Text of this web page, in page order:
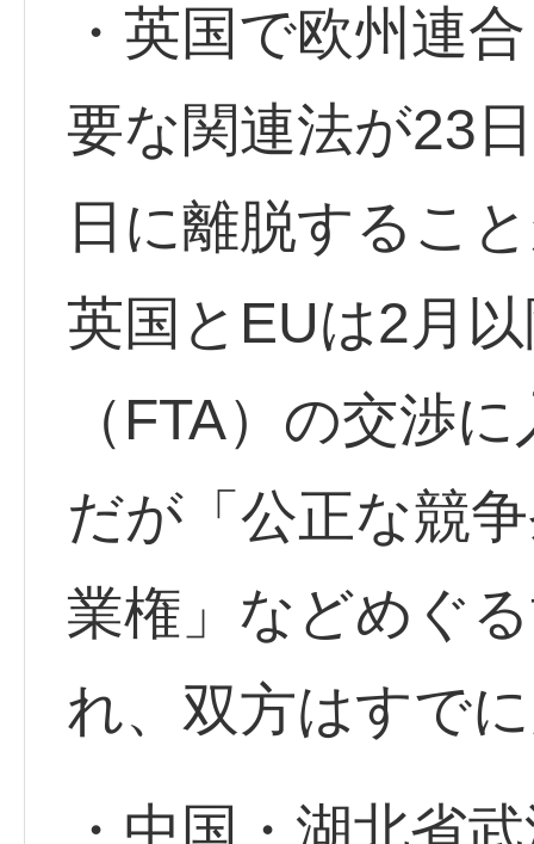
・英国で欧州連
要な関連法が23
日に離脱するこ
英国とEUは2月
（FTA）の交渉
だが「公正な競
業権」などめぐ
れ、双方はすで
・中国・湖北省